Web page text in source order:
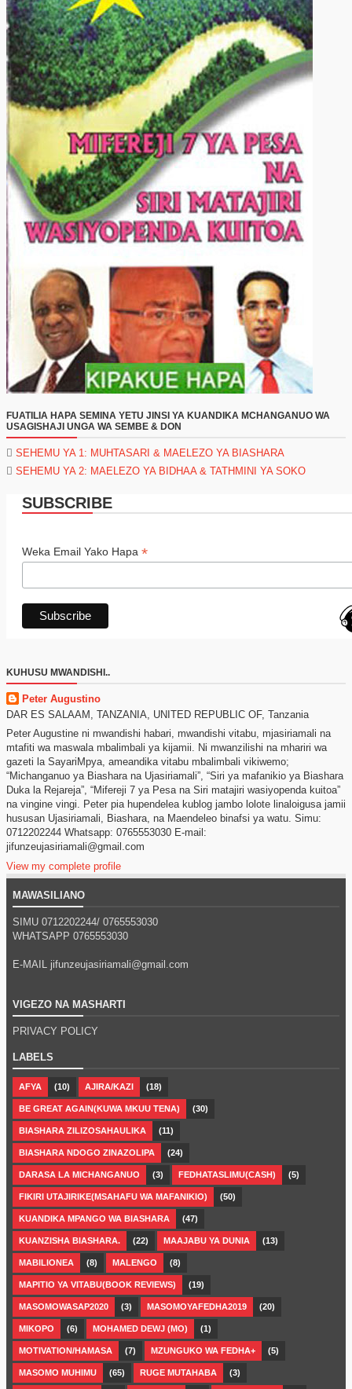
FUATILIA HAPA SEMINA YETU JINSI YA KUANDIKA MCHANGANUO WA
USAGISHAJI UNGA WA SEMBE & DON
SEHEMU YA 1: MUHTASARI & MAELEZO YA BIASHARA
SEHEMU YA 2: MAELEZO YA BIDHAA & TATHMINI YA SOKO
SUBSCRIBE
Weka Email Yako Hapa *
KUHUSU MWANDISHI..
Peter Augustino
DAR ES SALAAM, TANZANIA, UNITED REPUBLIC OF, Tanzania
Peter Augustine ni mwandishi habari, mwandishi vitabu, mjasiriamali na
mtafiti wa maswala mbalimbali ya kijamii. Ni mwanzilishi na mhariri wa
gazeti la SayariMpya, ameandika vitabu mbalimbali vikiwemo;
“Michanganuo ya Biashara na Ujasiriamali”, “Siri ya mafanikio ya Biashara
Duka la Rejareja”, “Mifereji 7 ya Pesa na Siri matajiri wasiyopenda kuitoa”
na vingine vingi. Peter pia hupendelea kublog jambo lolote linaloigusa jamii
hususan Ujasiriamali, Biashara, na Maendeleo binafsi ya watu. Simu:
0712202244 Whatsapp: 0765553030 E-mail:
jifunzeujasiriamali@gmail.com
View my complete profile
MAWASILIANO
SIMU 0712202244/ 0765553030
WHATSAPP 0765553030
E-MAIL jifunzeujasiriamali@gmail.com
VIGEZO NA MASHARTI
PRIVACY POLICY
LABELS
AFYA (10) AJIRA/KAZI (18)
BE GREAT AGAIN(KUWA MKUU TENA) (30)
BIASHARA ZILIZOSAHAULIKA (11)
BIASHARA NDOGO ZINAZOLIPA (24)
DARASA LA MICHANGANUO (3) FEDHATASLIMU(CASH) (5)
FIKIRI UTAJIRIKE(MSAHAFU WA MAFANIKIO) (50)
KUANDIKA MPANGO WA BIASHARA (47)
KUANZISHA BIASHARA. (22) MAAJABU YA DUNIA (13)
MABILIONEA (8) MALENGO (8)
MAPITIO YA VITABU(BOOK REVIEWS) (19)
MASOMOWASAP2020 (3) MASOMOYAFEDHA2019 (20)
MIKOPO (6) MOHAMED DEWJ (MO) (1)
MOTIVATION/HAMASA (7) MZUNGUKO WA FEDHA+ (5)
MASOMO MUHIMU (65) RUGE MUTAHABA (3)